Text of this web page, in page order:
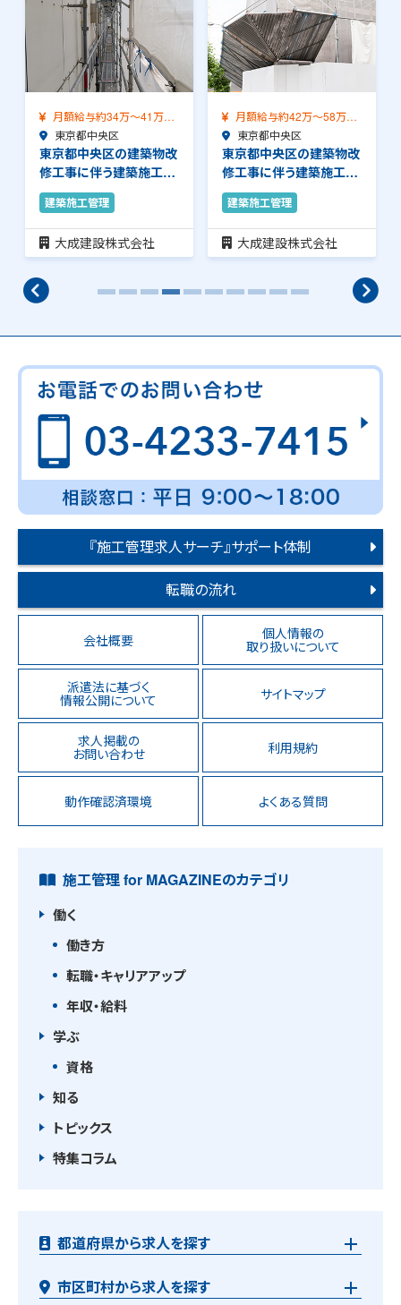
月額給与約34万～41万
（前職給与保証）…
東京都中央区
東京都中央区の建築物改
修工事に伴う建築施工管
理のお仕事です。…
建築施工管理
大成建設株式会社
月額給与約42万～58万
（前職給与保証）…
東京都中央区
東京都中央区の建築物改
修工事に伴う建築施工管
理のお仕事です。…
建築施工管理
大成建設株式会社
『施工管理求人サーチ』サポート体制
転職の流れ
会社概要 個人情報の
取り扱いについて
派遣法に基づく
情報公開について サイトマップ
求人掲載の
お問い合わせ 利用規約
動作確認済環境 よくある質問
施工管理 for MAGAZINEのカテゴリ
働く
働き方
転職・キャリアアップ
年収・給料
学ぶ
資格
知る
トピックス
特集コラム
都道府県から求人を探す
市区町村から求人を探す